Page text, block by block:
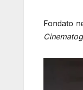
Fondato